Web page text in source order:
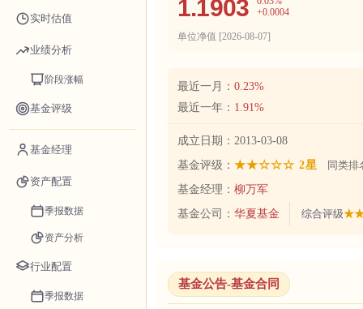
实时估值
业绩分析
阶段涨幅
基金评级
基金经理
资产配置
季报数据
资产分析
行业配置
季报数据
1.1903
+0.0004
单位净值 [2026-08-07]
最近一月： 0.23%
最近一年： 1.91%
成立日期： 2013-03-08
基金评级： ★★☆☆☆ 2星
同类排
基金经理： 柳万军
基金公司： 华夏基金 综合评级
基金公告-基金合同